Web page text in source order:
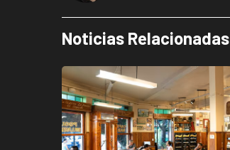
Noticias Relacionadas